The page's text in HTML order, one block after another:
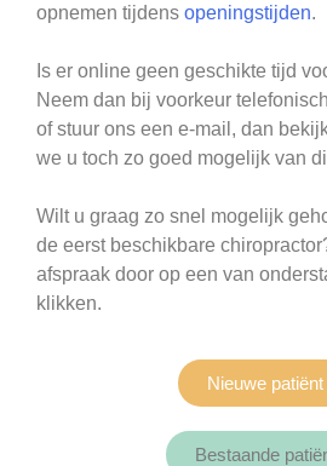
opnemen tijdens openingstijden.
Is er online geen geschikte tijd
Neem dan bij voorkeur
of stuur ons een e-mail, dan
we u toch zo goed mogelijk van
Wilt u graag zo snel mogelijk
de eerst beschikbare
afspraak door op een van
klikken.
Nieuwe patiënt
Bestaande